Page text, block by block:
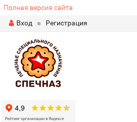
Полная версия сайта
Вход
Регистрация